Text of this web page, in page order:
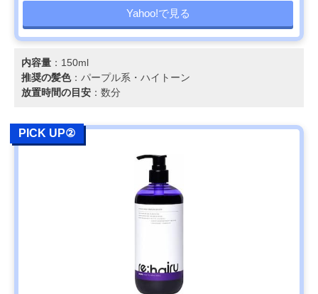
Yahoo!で見る
内容量 ：150ml
推奨の髪色：パープル系・ハイトーン
放置時間の目安 ：数分
PICK UP②